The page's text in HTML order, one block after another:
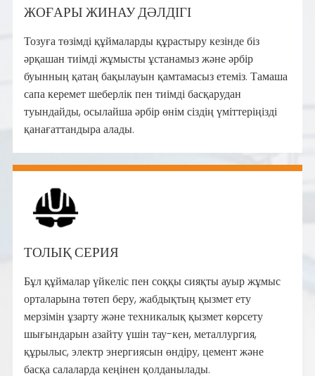
ЖОҒАРЫ ЖИНАУ ДӘЛДІГІ
Тозуға төзімді құймаларды құрастыру кезінде біз
әрқашан тиімді жұмысты ұстанамыз және әрбір
буынның қатаң бақылауын қамтамасыз етеміз. Тамаша
сапа керемет шеберлік пен тиімді басқарудан
туындайды, осылайша әрбір өнім сіздің үміттеріңізді
қанағаттандыра алады.
ТОЛЫҚ СЕРИЯ
Бұл құймалар үйкеліс пен соққы сияқты ауыр жұмыс
орталарына төтеп беру, жабдықтың қызмет ету
мерзімін ұзарту және техникалық қызмет көрсету
шығындарын азайту үшін тау-кен, металлургия,
құрылыс, электр энергиясын өндіру, цемент және
басқа салаларда кеңінен қолданылады.